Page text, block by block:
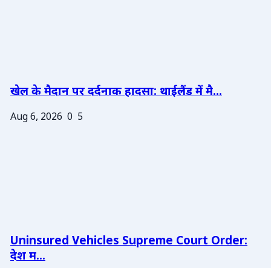
खेल के मैदान पर दर्दनाक हादसा: थाईलैंड में मै...
Aug 6, 2026 0 5
Uninsured Vehicles Supreme Court Order:
देश म...